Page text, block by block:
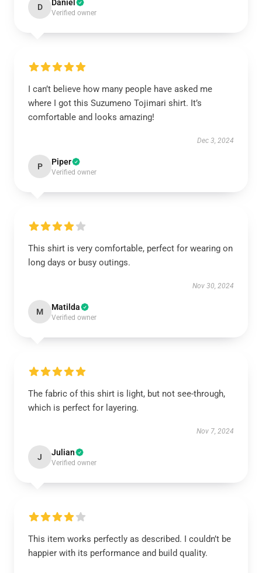
D Daniel
Verified owner
I can’t believe how many people have asked me
where I got this Suzumeno Tojimari shirt. It’s
comfortable and looks amazing!
Dec 3, 2024
P Piper
Verified owner
This shirt is very comfortable, perfect for wearing on
long days or busy outings.
Nov 30, 2024
M Matilda
Verified owner
The fabric of this shirt is light, but not see-through,
which is perfect for layering.
Nov 7, 2024
J Julian
Verified owner
This item works perfectly as described. I couldn’t be
happier with its performance and build quality.